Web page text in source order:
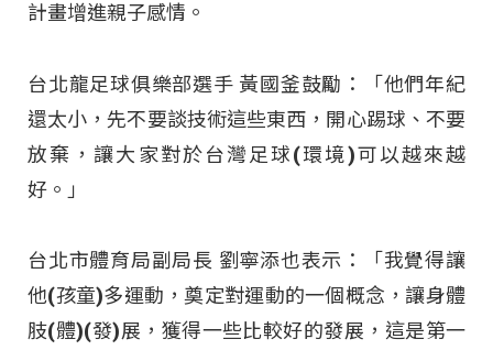
計畫增進親子感情。
台北龍足球俱樂部選手 黃國釜鼓勵：「他們年紀
還太小，先不要談技術這些東西，開心踢球、不要
放棄，讓大家對於台灣足球(環境)可以越來越
好。」
台北市體育局副局長 劉寧添也表示：「我覺得讓
他(孩童)多運動，奠定對運動的一個概念，讓身體
肢(體)(發)展，獲得一些比較好的發展，這是第一